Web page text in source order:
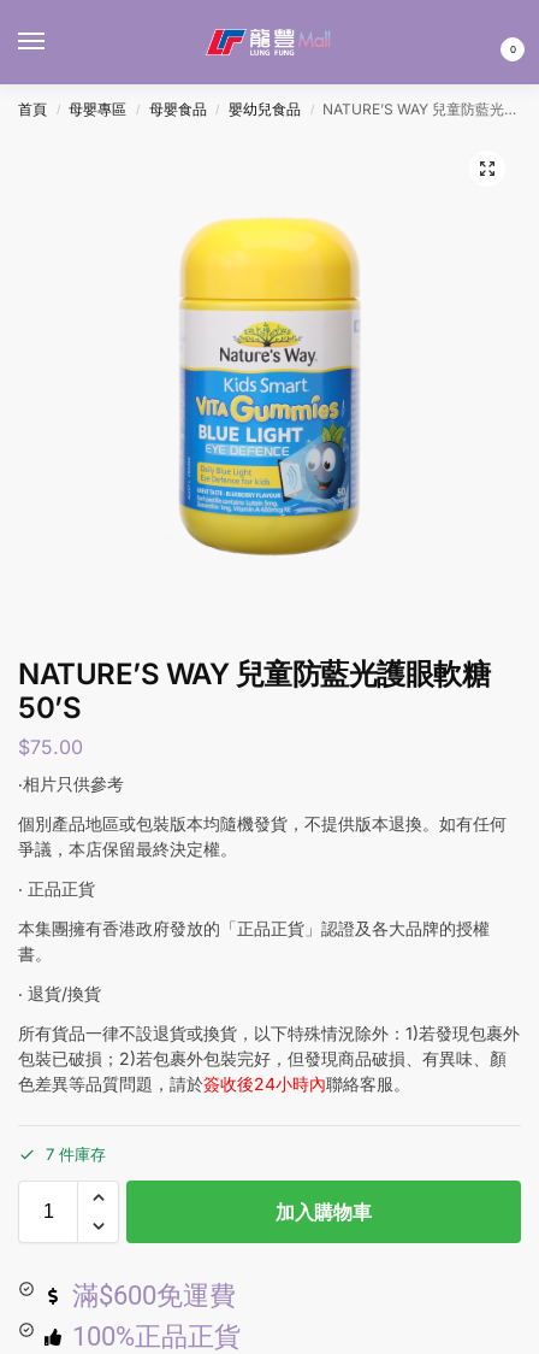
0
首頁 / 母嬰專區 / 母嬰食品 / 嬰幼兒食品 / NATURE’S WAY 兒童防藍光護眼軟糖 50’S
NATURE’S WAY 兒童防藍光護眼軟糖
50’S
$75.00
‧相片只供參考
個別產品地區或包裝版本均隨機發貨，不提供版本退換。如有任何
爭議，本店保留最終決定權。
‧ 正品正貨
本集團擁有香港政府發放的「正品正貨」認證及各大品牌的授權
書。
‧ 退貨/換貨
所有貨品一律不設退貨或換貨，以下特殊情況除外：1)若發現包裹外
包裝已破損；2)若包裹外包裝完好，但發現商品破損、有異味、顏
色差異等品質問題，請於簽收後24小時內聯絡客服。
7 件庫存
加入購物車
滿$600免運費
100%正品正貨